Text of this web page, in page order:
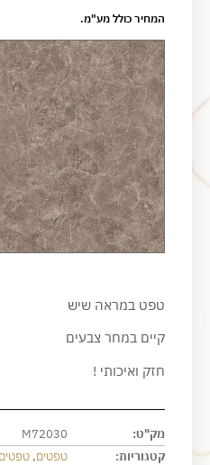
המחיר כולל מע"מ.
טפט במראה שיש
קיים במחר צבעים
חזק ואיכותי !
מק"ט:
M72030
קטגוריות:
טפטים,